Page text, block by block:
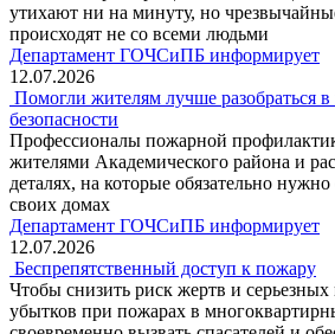
утихают ни на минуту, но
происходят не со всеми людьми
Департамент ГОЧСиПБ информирует
12.07.2026
Помогли жителям лучше разобраться
безопасности
Профессионалы пожарной
жителями Академического района и
деталях, на которые обязательно
своих домах
Департамент ГОЧСиПБ информирует
12.07.2026
Беспрепятственный доступ к пожару
Чтобы снизить риск жертв и
убытков при пожарах в